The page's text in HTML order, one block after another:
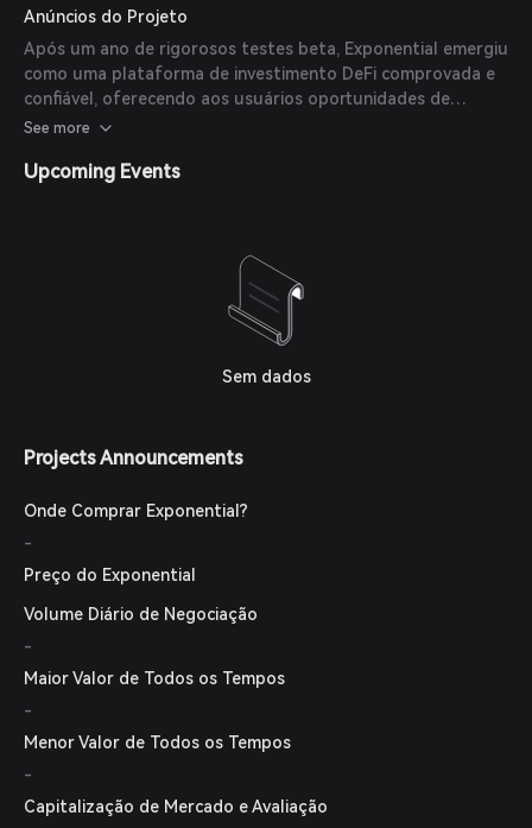
Anúncios do Projeto
Após um ano de rigorosos testes beta, Exponential emergiu
como uma plataforma de investimento DeFi comprovada e
confiável, oferecendo aos usuários oportunidades de
investimento verificadas, segurança de fundos em nível
See more
Upcoming Events
Sem dados
Projects Announcements
Onde Comprar Exponential?
-
Preço do Exponential
Volume Diário de Negociação
-
Maior Valor de Todos os Tempos
-
Menor Valor de Todos os Tempos
-
Capitalização de Mercado e Avaliação